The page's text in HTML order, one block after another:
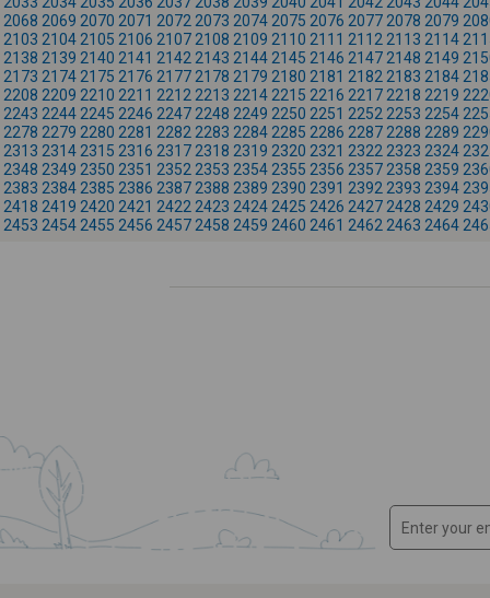
2068 2069 2070 2071 2072 2073 2074 2075 2076 2077 2078 2079
2103 2104 2105 2106 2107 2108 2109 2110 2111 2112 2113 2114
2138 2139 2140 2141 2142 2143 2144 2145 2146 2147 2148 2149
2173 2174 2175 2176 2177 2178 2179 2180 2181 2182 2183 2184
2208 2209 2210 2211 2212 2213 2214 2215 2216 2217 2218 2219
2243 2244 2245 2246 2247 2248 2249 2250 2251 2252 2253 2254
2278 2279 2280 2281 2282 2283 2284 2285 2286 2287 2288 2289
2313 2314 2315 2316 2317 2318 2319 2320 2321 2322 2323 2324
2348 2349 2350 2351 2352 2353 2354 2355 2356 2357 2358 2359
2383 2384 2385 2386 2387 2388 2389 2390 2391 2392 2393 2394
2418 2419 2420 2421 2422 2423 2424 2425 2426 2427 2428 2429
2453 2454 2455 2456 2457 2458 2459 2460 2461 2462 2463 2464